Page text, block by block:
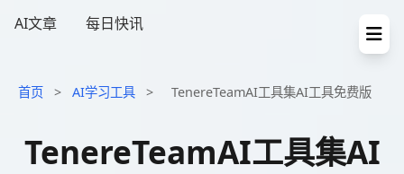
AI文章 每日快讯
首页 > AI学习工具 > TenereTeamAI工具集AI工具免费版
TenereTeamAI工具集AI